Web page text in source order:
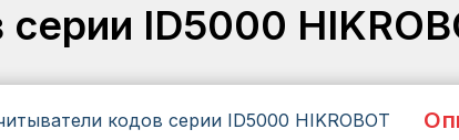
ID5000